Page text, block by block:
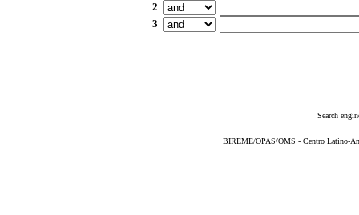
2
3
Search
BIREME/OPAS/OMS - Centro Latino-